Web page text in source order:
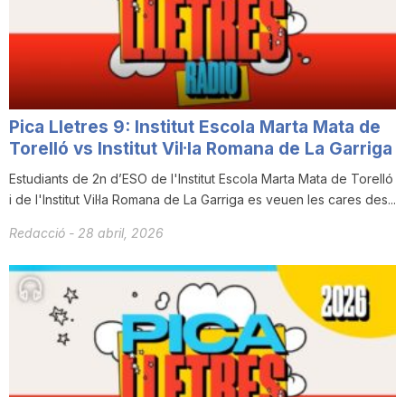
Pica Lletres 9: Institut Escola Marta Mata de
Torelló vs Institut Vil·la Romana de La Garriga
Estudiants de 2n d’ESO de l'Institut Escola Marta Mata de Torelló
i de l'Institut Vil·la Romana de La Garriga es veuen les cares des...
Redacció - 28 abril, 2026